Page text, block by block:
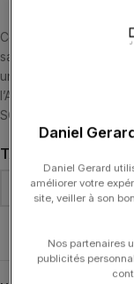
Cette collection
sans griffe, ni serti, au
un symbole de
l’Astre Solaire. BAGUE
SOLEIL DORÉ (7,34
TAILLE DE DOIGT
Daniel
Daniel Gerard
améliorer votre
site, veiller à son
Nos partenaires
publicités